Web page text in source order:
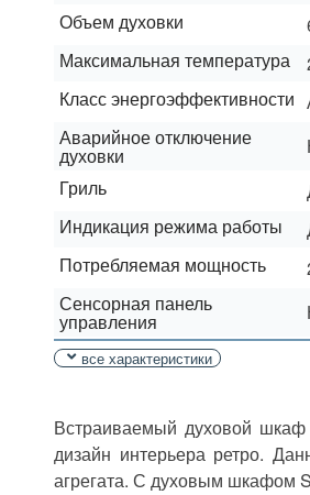
Объем духовки
Максимальная температура
Класс энергоэффективности
Аварийное отключение
духовки
Гриль
Индикация режима работы
Потребляемая мощность
Сенсорная панель
управления
все характеристики
Встраиваемый духовой
дизайн интерьера ретро.
агрегата. С духовым шкафом